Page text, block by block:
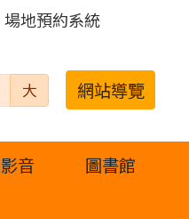
場地預約系統
大 網站導覽
音
圖書館